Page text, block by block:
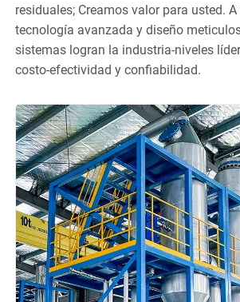
residuales; Creamos valor para usted.
tecnología avanzada y diseño
sistemas logran la industria-niveles
costo-efectividad y confiabilidad.